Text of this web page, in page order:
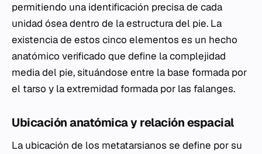
permitiendo una identificación precisa de cada
unidad ósea dentro de la estructura del pie. La
existencia de estos cinco elementos es un hecho
anatómico verificado que define la complejidad
media del pie, situándose entre la base formada por
el tarso y la extremidad formada por las falanges.
Ubicación anatómica y relación espacial
La ubicación de los metatarsianos se define por su